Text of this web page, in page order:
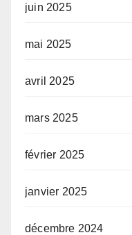
juin 2025
mai 2025
avril 2025
mars 2025
février 2025
janvier 2025
décembre 2024